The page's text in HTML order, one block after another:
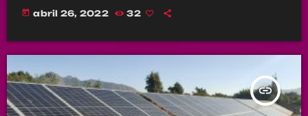
today abril 26, 2022 32
insert_link